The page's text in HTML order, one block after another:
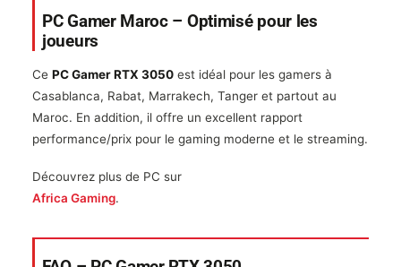
PC Gamer Maroc – Optimisé pour les
joueurs
Ce PC Gamer RTX 3050 est idéal pour les gamers à
Casablanca, Rabat, Marrakech, Tanger et partout au
Maroc. En addition, il offre un excellent rapport
performance/prix pour le gaming moderne et le streaming.
Découvrez plus de PC sur
Africa Gaming.